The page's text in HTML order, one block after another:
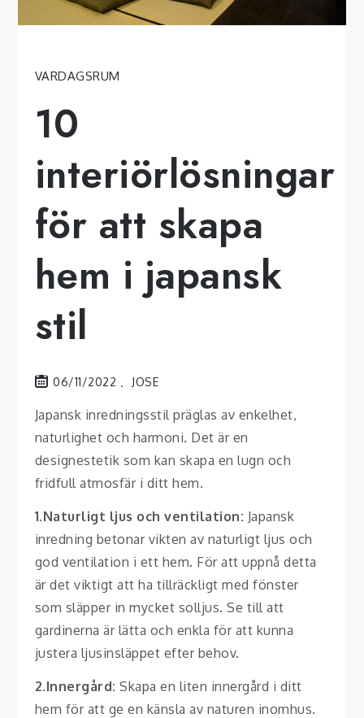
VARDAGSRUM
10
interiörlösningar
för att skapa
hem i japansk
stil
06/11/2022 JOSE
Japansk inredningsstil präglas av enkelhet,
naturlighet och harmoni. Det är en
designestetik som kan skapa en lugn och
fridfull atmosfär i ditt hem.
1.Naturligt ljus och ventilation: Japansk
inredning betonar vikten av naturligt ljus och
god ventilation i ett hem. För att uppnå detta
är det viktigt att ha tillräckligt med fönster
som släpper in mycket solljus. Se till att
gardinerna är lätta och enkla för att kunna
justera ljusinsläppet efter behov.
2.Innergård:Skapa en liten innergård i ditt
hem för att ge en känsla av naturen inomhus.